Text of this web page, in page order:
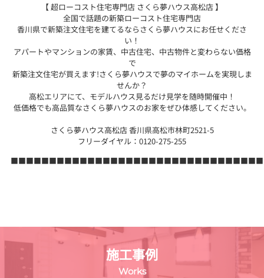
【 超ローコスト住宅専門店 さくら夢ハウス高松店 】
全国で話題の新築ローコスト住宅専門店
香川県で新築注文住宅を建てるならさくら夢ハウスにお任せくださ
い！
アパートやマンションの家賃、中古住宅、中古物件と変わらない価格
で
新築注文住宅が買えます!さくら夢ハウスで夢のマイホームを実現しま
せんか？
高松エリアにて、モデルハウス見るだけ見学を随時開催中！
低価格でも高品質なさくら夢ハウスのお家をぜひ体感してください。
さくら夢ハウス高松店 香川県高松市林町2521-5
フリーダイヤル：0120-275-255
施工事例
Works